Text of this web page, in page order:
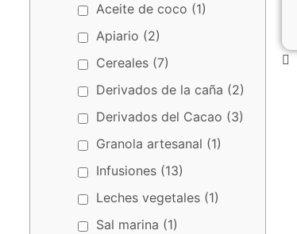
Aceite de coco (1)
Apiario (2)
Cereales (7)
Derivados de la caña (2)
Derivados del Cacao (3)
Granola artesanal (1)
Infusiones (13)
Leches vegetales (1)
Sal marina (1)